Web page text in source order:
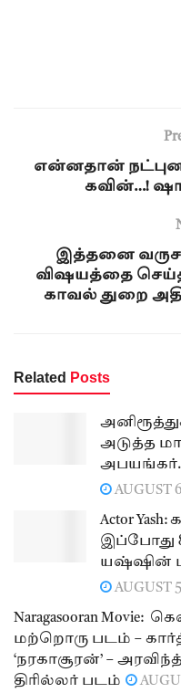
என்னதான்
கவின்…!
இத்தனை
விஷயத்தை
காவல் துறை
Related Posts
அடுத்த
AUGUST
Actor
இப்போது
யஷ்ஷின்
AUGUST
Naragasooran
மற்றொரு படம் –
‘நரகாசூரன்’ –
திரில்லர் படம்